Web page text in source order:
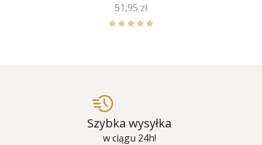
Cena
51,95 zł
Szybka wysyłka
w ciągu 24h!